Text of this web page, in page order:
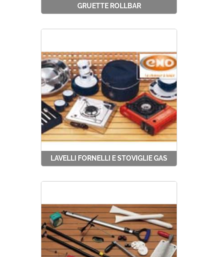
GRUETTE ROLLBAR
LAVELLI FORNELLI E STOVIGLIE GAS